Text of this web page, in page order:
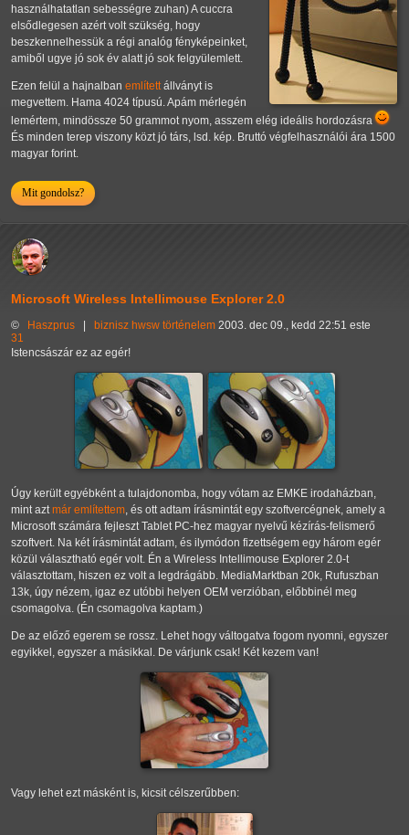
használhatatlan sebességre zuhan) A cuccra
elsődlegesen azért volt szükség, hogy
beszkennelhessük a régi analóg fényképeinket,
amiből ugye jó sok év alatt jó sok felgyülemlett.
Ezen felül a hajnalban említett állványt is
megvettem. Hama 4024 típusú. Apám mérlegén
lemértem, mindössze 50 grammot nyom, asszem elég ideális hordozásra
És minden terep viszony közt jó társ, lsd. kép. Bruttó végfelhasználói ára 1500
magyar forint.
Mit gondolsz?
Microsoft Wireless Intellimouse Explorer 2.0
© Haszprus | biznisz hwsw történelem 2003. dec 09., kedd 22:51 este
31
Istencsászár ez az egér!
Úgy került egyébként a tulajdonomba, hogy vótam az EMKE irodaházban,
mint azt már említettem , és ott adtam írásmintát egy szoftvercégnek, amely a
Microsoft számára fejleszt Tablet PC-hez magyar nyelvű kézírás-felismerő
szoftvert. Na két írásmintát adtam, és ilymódon fizettségem egy három egér
közül választható egér volt. Én a Wireless Intellimouse Explorer 2.0-t
választottam, hiszen ez volt a legdrágább. MediaMarktban 20k, Rufuszban
13k, úgy nézem, igaz ez utóbbi helyen OEM verzióban, előbbinél meg
csomagolva. (Én csomagolva kaptam.)
De az előző egerem se rossz. Lehet hogy váltogatva fogom nyomni, egyszer
egyikkel, egyszer a másikkal. De várjunk csak! Két kezem van!
Vagy lehet ezt másként is, kicsit célszerűbben: